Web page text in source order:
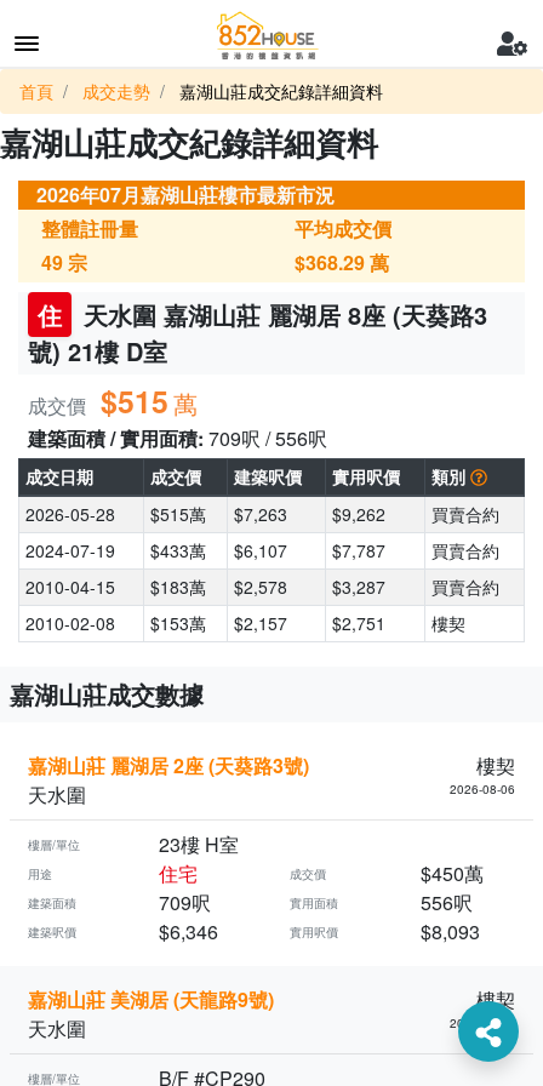
首頁 成交走勢 嘉湖山莊成交紀錄詳細資料
嘉湖山莊成交紀錄詳細資料
2026年07月嘉湖山莊樓市最新市況
整體註冊量
49宗
平均成交價
$368.29萬
住
天水圍 嘉湖山莊 麗湖居 8座 (天葵路3
號) 21樓 D室
成交價 $515萬
建築面積 / 實用面積: 709呎 / 556呎
成交日期 成交價 建築呎價 實用呎價
類別
2026-05-28
$515萬 $7,263 $9,262
買賣合約
2024-07-19
$433萬 $6,107 $7,787
買賣合約
2010-04-15
$183萬 $2,578 $3,287
買賣合約
2010-02-08
$153萬 $2,157 $2,751 樓契
嘉湖山莊成交數據
嘉湖山莊 麗湖居 2座 (天葵路3號)
樓契
天水圍
2026-08-06
樓層/單位 23樓 H室
用途 住宅 成交價 $450萬
建築面積 709呎 實用面積 556呎
建築呎價 $6,346 實用呎價 $8,093
嘉湖山莊 美湖居 (天龍路9號)
樓契
天水圍
2026-08-04
樓層/單位 B/F #CP290